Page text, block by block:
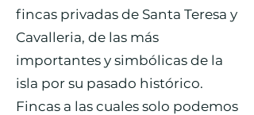
fincas privadas de Santa Teresa y
Cavalleria, de las más
importantes y simbólicas de la
isla por su pasado histórico.
Fincas a las cuales solo podemos